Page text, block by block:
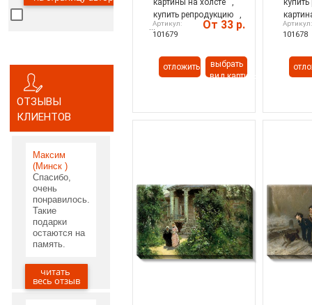
ОТЗЫВЫ
КЛИЕНТОВ
Максим
(Минск )
Спасибо,
очень
понравилось.
Такие
подарки
остаются на
память.
05.06.2020
читать
весь отзыв
картины на холсте
,
купить репродукцию
,
...Артикул:
101679
От 33 р.
отложить
выбрать
вид картины
Артикул:
101678